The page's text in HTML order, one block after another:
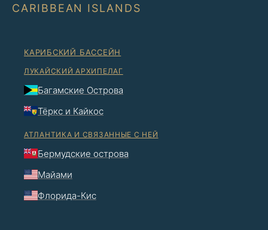
CARIBBEAN ISLANDS
КАРИБСКИЙ БАССЕЙН
ЛУКАЙСКИЙ АРХИПЕЛАГ
Багамские Острова
Тёркс и Кайкос
АТЛАНТИКА И СВЯЗАННЫЕ С НЕЙ
Бермудские острова
Майами
Флорида-Кис